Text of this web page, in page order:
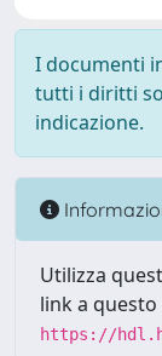
I documenti
tutti i diritti
indicazione.
Utilizza
link a
https://